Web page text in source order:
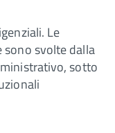
Le
svolte dalla
sotto